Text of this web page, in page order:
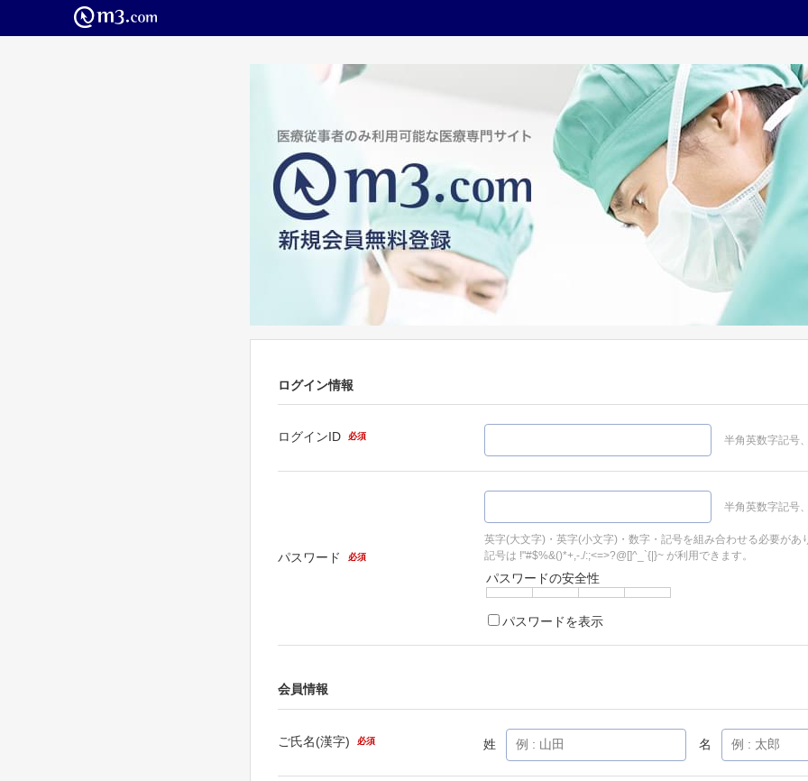
ログイン情報
ログインID 必須 半角英数字記号
パスワード 必須
半角英数字記号
英字(大文字)・英字(小文字)・数字・記号を組み合わせる必要があ
記号は !"#$%&()*+,-./:;<=>?@[]^_`{|}~ が利用できます。
パスワードの安全性
パスワードを表示
会員情報
ご氏名(漢字) 必須 姓 名